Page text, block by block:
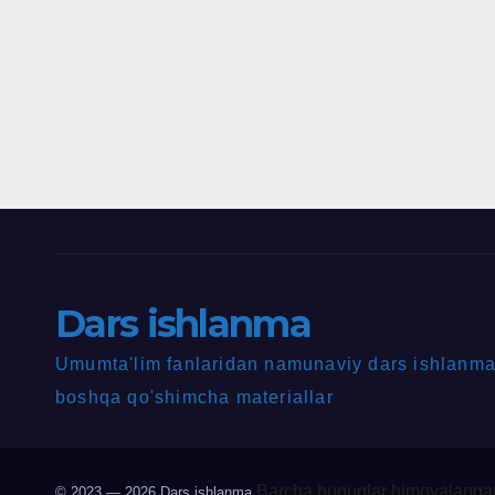
Dars ishlanma
Umumta'lim fanlaridan namunaviy dars
boshqa qo'shimcha materiallar
Barcha huquqlar